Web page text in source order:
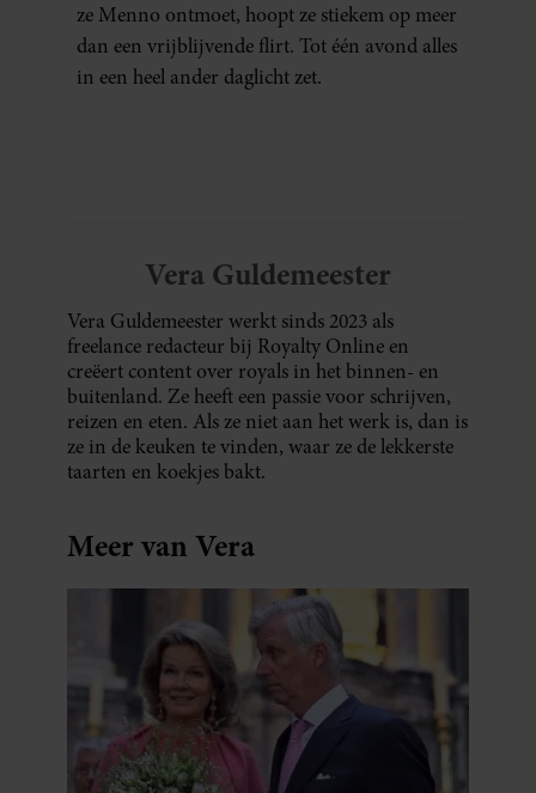
ze Menno ontmoet, hoopt ze stiekem op meer
dan een vrijblijvende flirt. Tot één avond alles
in een heel ander daglicht zet.
Vera Guldemeester
Vera Guldemeester werkt sinds 2023 als
freelance redacteur bij Royalty Online en
creëert content over royals in het binnen- en
buitenland. Ze heeft een passie voor schrijven,
reizen en eten. Als ze niet aan het werk is, dan is
ze in de keuken te vinden, waar ze de lekkerste
taarten en koekjes bakt.
Meer van Vera